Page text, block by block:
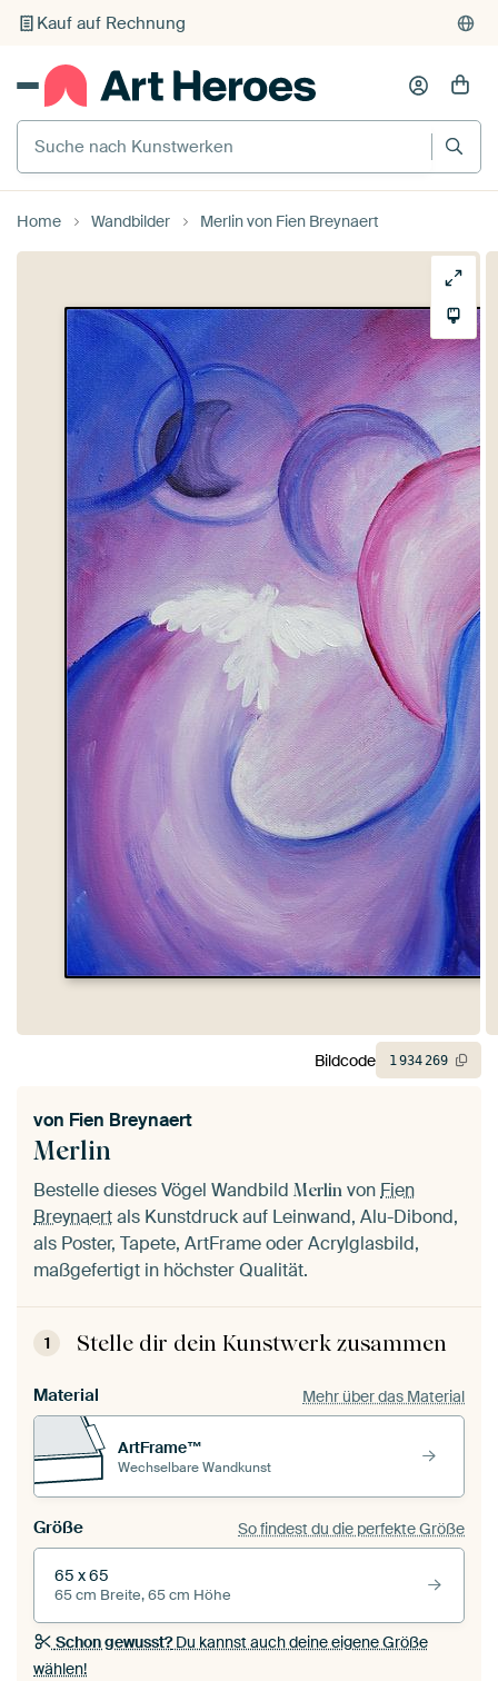
Individueller Druck auf Bestellung
Suche nach Kunstwerken
Home Wandbilder Merlin von Fien Breynaert
Merlin
von Fien Breynaert
Bestelle dieses Vögel Wandbild Merlin vonFien
Breynaertals Kunstdruck auf Leinwand, Alu-Dibond,
als Poster, Tapete, ArtFrame oder Acrylglasbild,
maßgefertigt in höchster Qualität.
1 Stelle dir dein Kunstwerk zusammen
Material Mehr über das Material
ArtFrame™
Wechselbare Wandkunst
Größe So findest du die perfekte Größe
65 x 65
65 cm Breite, 65 cm Höhe
Schon gewusst?Du kannst auch deine eigene Größe
wählen!
Bildcode 1934269